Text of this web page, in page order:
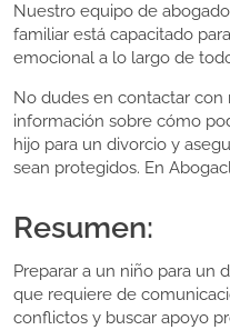
Nuestro equipo de
familiar está capacitado
emocional a lo largo de
No dudes en contactar
información sobre cómo
hijo para un divorcio y
sean protegidos. En
Resumen:
Preparar a un niño para un
que requiere de
conflictos y buscar apoyo